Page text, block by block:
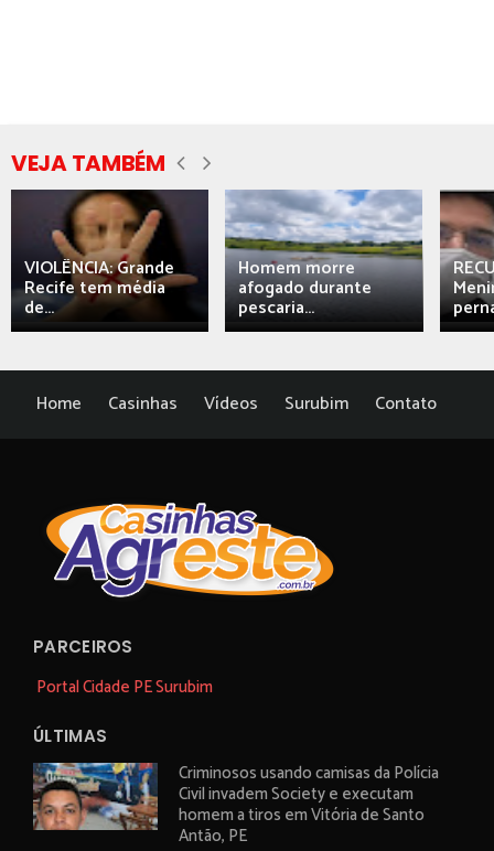
VEJA TAMBÉM
VIOLÊNCIA: Grande
Recife tem média
de...
Homem morre
afogado durante
pescaria...
Home Casinhas Vídeos Surubim Contato
PARCEIROS
Portal Cidade PE Surubim
ÚLTIMAS
Criminosos usando camisas da Polícia
Civil invadem Society e executam
homem a tiros em Vitória de Santo
Antão, PE